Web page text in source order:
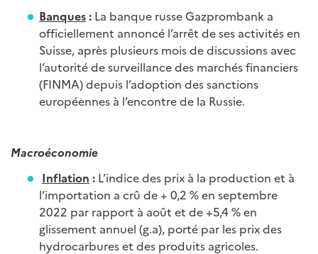
Banques: La banque russe Gazprombank a
officiellement annoncé l’arrêt de ses activités en
Suisse, après plusieurs mois de discussions avec
l’autorité de surveillance des marchés financiers
(FINMA) depuis l’adoption des sanctions
européennes à l’encontre de la Russie.
Macroéconomie
Inflation : L’indice des prix à la production et à
l’importation a crû de + 0,2 % en septembre
2022 par rapport à août et de +5,4 % en
glissement annuel (g.a), porté par les prix des
hydrocarbures et des produits agricoles.